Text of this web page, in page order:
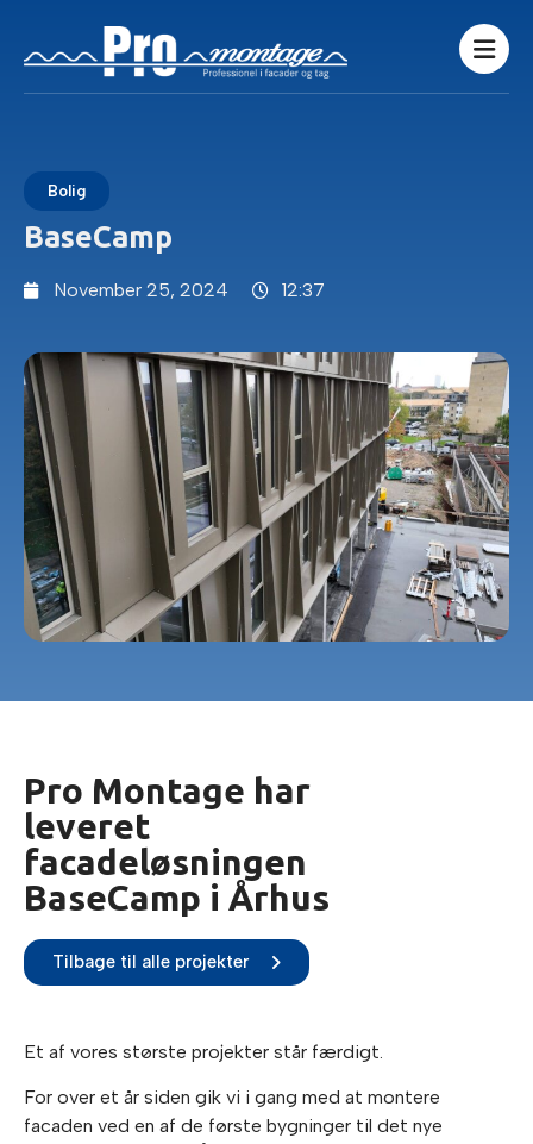
Bolig
BaseCamp
November 25, 2024 12:37
Pro Montage har
leveret
facadeløsningen
BaseCamp i Århus
Tilbage til alle projekter
Et af vores største projekter står færdigt.
For over et år siden gik vi i gang med at montere
facaden ved en af de første bygninger til det nye